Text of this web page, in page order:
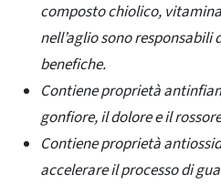
composto chiolico,
nell’aglio sono responsabili
benefiche.
Contiene proprietà
gonfiore, il dolore e il
Contiene proprietà
accelerare il processo di